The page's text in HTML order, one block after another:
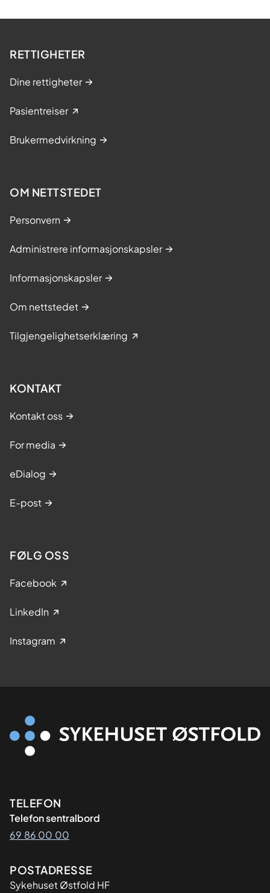
RETTIGHETER
Dine rettigheter
Pasientreiser
Brukermedvirkning
OM NETTSTEDET
Personvern
Administrere informasjonskapsler
Informasjonskapsler
Om nettstedet
Tilgjengelighetserklæring
KONTAKT
Kontakt oss
For media
eDialog
E-post
FØLG OSS
Facebook
LinkedIn
Instagram
Kontaktinformasjon
TELEFON
Telefon sentralbord
69 86 00 00
Adresse
POSTADRESSE
Sykehuset Østfold HF